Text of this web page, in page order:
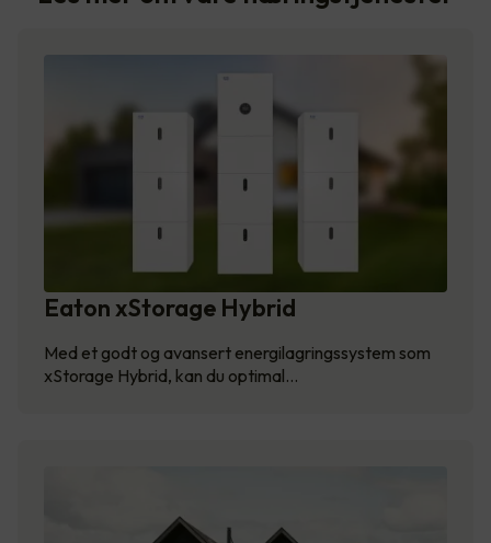
Eaton xStorage Hybrid
Med et godt og avansert energilagringssystem som
xStorage Hybrid, kan du optimal…